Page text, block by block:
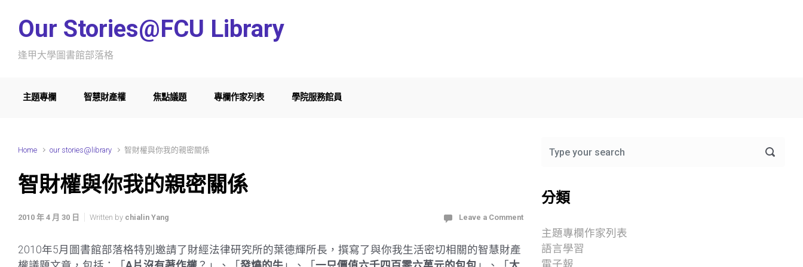
Our Stories@FCU Library
逢甲大學圖書館部落格
主題專欄 智慧財產權 焦點議題 專欄作家列表 學院服務館員
Home our stories@library 智財權與你我的親密關係
智財權與你我的親密關係
2010 年 4 月 30 日 Written by chialin Yang Leave a Comment
2010年5月圖書館部落格特別邀請了財經法律研究所的葉德輝所長，撰寫了與你我生活密切相關的智慧財產
分類
主題專欄作家列表
語言學習
電子報